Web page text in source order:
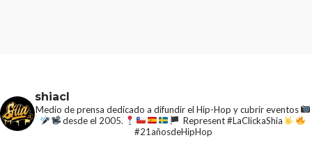
shiacl
Medio de prensa dedicado a difundir el Hip-Hop y cubrir eventos
desde el 2005.
Represent #LaClickaShia
#21añosdeHipHop